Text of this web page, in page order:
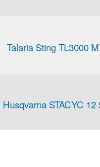
Talaria Sting TL3000
Husqvarna STACYC 12